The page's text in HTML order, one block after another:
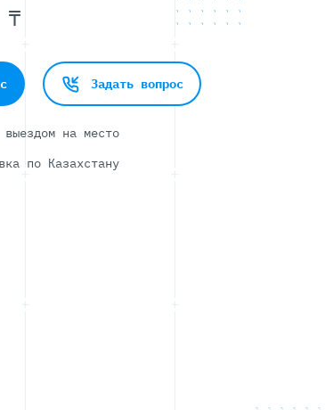
₸
Задать вопрос
на место
по Казахстану